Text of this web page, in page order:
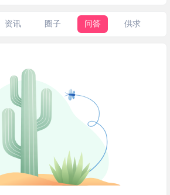
资讯 圈子 问答 供求